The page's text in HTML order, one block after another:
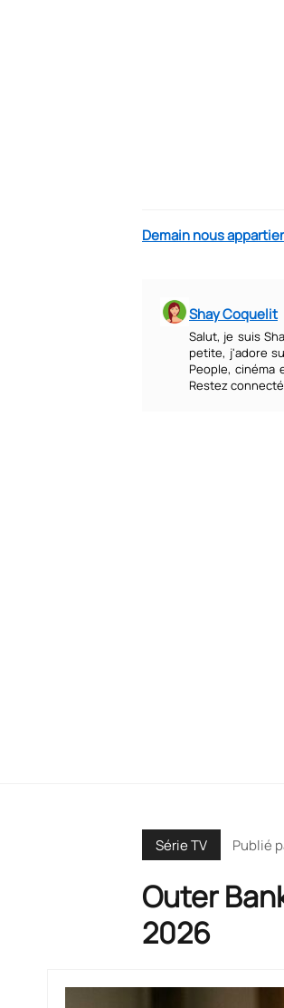
Demain nous
Shay Coquelit
Salut, je suis
petite, j'adore
People, cinéma
Restez
Série TV Publié
Outer
2026